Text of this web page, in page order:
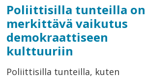
Poliittisilla tunteilla on
merkittävä vaikutus
demokraattiseen
kulttuuriin
Poliittisilla tunteilla, kuten